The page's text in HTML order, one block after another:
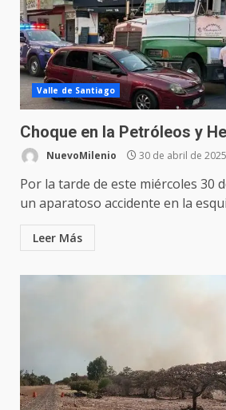
Valle de Santiago
Choque en la Petróleos y
NuevoMilenio 30 de abril de 2025
Por la tarde de este miércoles 30
un aparatoso accidente en la
Leer Más